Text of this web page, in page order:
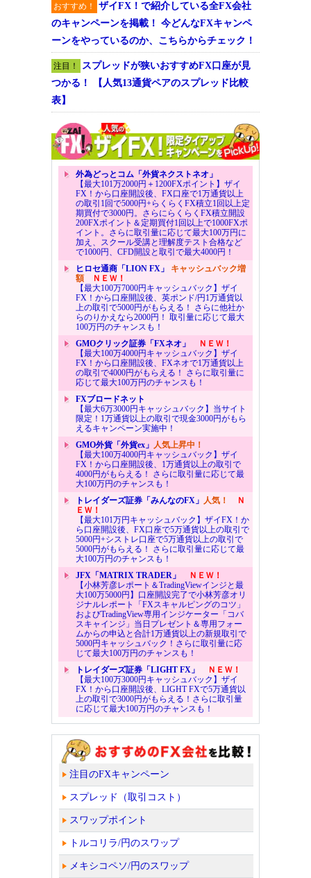
おすすめ！
ザイFX！で紹介している全FX会社
のキャンペーンを掲載！ 今どんなFXキャンペ
ーンをやっているのか、こちらからチェック！
注目！
スプレッドが狭いおすすめFX口座が見
つかる！ 【人気13通貨ペアのスプレッド比較
表】
外為どっとコム「外貨ネクストネオ」
【最大101万2000円＋1200FXポイント】ザイ
FX！から口座開設後、FX口座で1万通貨以上
の取引1回で5000円+らくらくFX積立1回以上定
期買付で3000円。さらにらくらくFX積立開設
200FXポイント＆定期買付1回以上で1000FXポ
イント。さらに取引量に応じて最大100万円に
加え、スクール受講と理解度テスト合格など
で1000円、CFD開設と取引で最大4000円！
ヒロセ通商「LION FX」 キャッシュバック増
額ＮＥＷ！
【最大100万7000円キャッシュバック】ザイ
FX！から口座開設後、英ポンド/円1万通貨以
上の取引で5000円がもらえる！ さらに他社か
らのりかえなら2000円！ 取引量に応じて最大
100万円のチャンスも！
GMOクリック証券「FXネオ」
ＮＥＷ！
【最大100万4000円キャッシュバック】ザイ
FX！から口座開設後、FXネオで1万通貨以上
の取引で4000円がもらえる！ さらに取引量に
応じて最大100万円のチャンスも！
FXブロードネット
【最大6万3000円キャッシュバック】当サイト
限定！1万通貨以上の取引で現金3000円がもら
えるキャンペーン実施中！
GMO外貨「外貨ex」 人気上昇中！
【最大100万4000円キャッシュバック】ザイ
FX！から口座開設後、1万通貨以上の取引で
4000円がもらえる！ さらに取引量に応じて最
大100万円のチャンスも！
トレイダーズ証券「みんなのFX」 人気！
Ｎ
ＥＷ！
【最大101万円キャッシュバック】ザイFX！か
ら口座開設後、FX口座で5万通貨以上の取引で
5000円+シストレ口座で5万通貨以上の取引で
5000円がもらえる！ さらに取引量に応じて最
大100万円のチャンスも！
JFX「MATRIX TRADER」
ＮＥＷ！
【小林芳彦レポート＆TradingViewインジと最
大100万5000円】口座開設完了で小林芳彦オリ
ジナルレポート「FXスキャルピングのコツ」
およびTradingView専用インジケーター「コバ
スキャインジ」当日プレゼント＆専用フォー
ムからの申込と合計1万通貨以上の新規取引で
5000円キャッシュバック！さらに取引量に応
じて最大100万円のチャンスも！
トレイダーズ証券「LIGHT FX」
ＮＥＷ！
【最大100万3000円キャッシュバック】ザイ
FX！から口座開設後、LIGHT FXで5万通貨以
上の取引で3000円がもらえる！さらに取引量
に応じて最大100万円のチャンスも！
注目のFXキャンペーン
スプレッド（取引コスト）
スワップポイント
トルコリラ/円のスワップ
メキシコペソ/円のスワップ